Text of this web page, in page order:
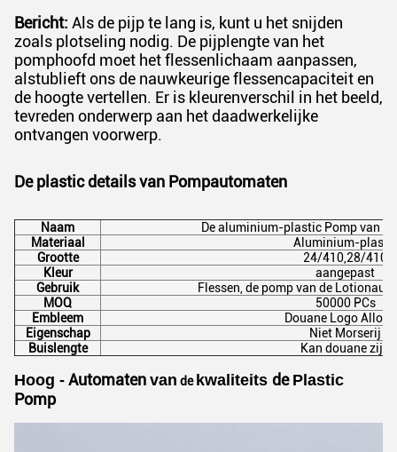
Bericht: Als de pijp te lang is, kunt u het snijden
zoals plotseling nodig. De pijplengte van het
pomphoofd moet het flessenlichaam aanpassen,
alstublieft ons de nauwkeurige flessencapaciteit en
de hoogte vertellen. Er is kleurenverschil in het beeld,
tevreden onderwerp aan het daadwerkelijke
ontvangen voorwerp.
De plasticdetailsvan Pompautomaten
Naam
De aluminium-plastic Pomp van
Materiaal
Aluminium-plastic
Grootte
24/410,28/410
Kleur
aangepast
Gebruik
Flessen, de pomp van de
MOQ
50000 PCs
Embleem
Douane Logo
Eigenschap
Niet Morserij
Buislengte
Kan douane zijn
Hoog - Automaten van de kwaliteits de Plastic
Pomp